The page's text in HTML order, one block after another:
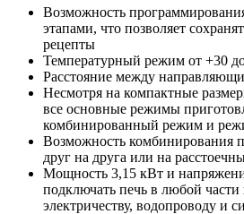
Возможность
этапами, что позволяет
рецепты
Температурный режим от +30
Расстояние между
Несмотря на компактные
все основные режимы
комбинированный режим и
Возможность комбинирования
друг на друга или на
Мощность 3,15 кВт и
подключать печь в любой части
электричеству, водопроводу и